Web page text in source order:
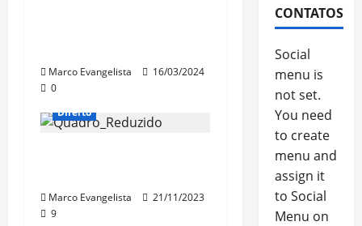
Marco Evangelista
16/03/2024
0
Direito
Marco Evangelista
21/11/2023
9
CONTATOS
Social
menu is
not set.
You need
to create
menu and
assign it
to Social
Menu on